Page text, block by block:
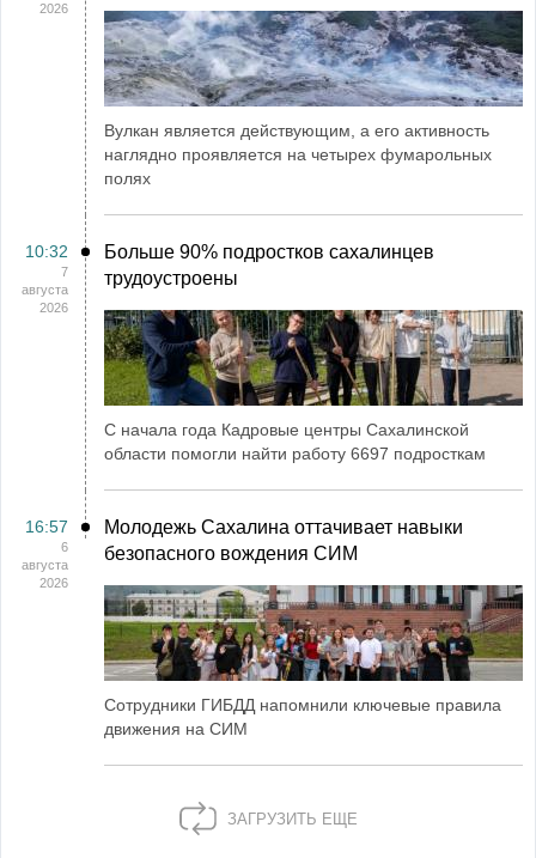
2026
Вулкан является действующим, а его активность
наглядно проявляется на четырех фумарольных
полях
10:32
7
августа
2026
Больше 90% подростков сахалинцев
трудоустроены
С начала года Кадровые центры Сахалинской
области помогли найти работу 6697 подросткам
16:57
6
августа
2026
Молодежь Сахалина оттачивает навыки
безопасного вождения СИМ
Сотрудники ГИБДД напомнили ключевые правила
движения на СИМ
ЗАГРУЗИТЬ ЕЩЕ